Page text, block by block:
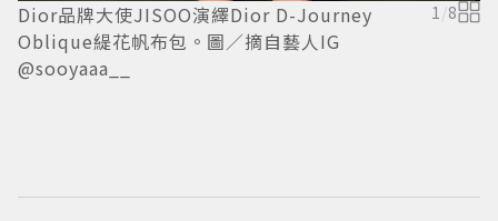
Dior品牌大使JISOO演繹Dior D-Journey
Oblique緹花帆布包。圖／摘自藝人IG
@sooyaaa__
1/8